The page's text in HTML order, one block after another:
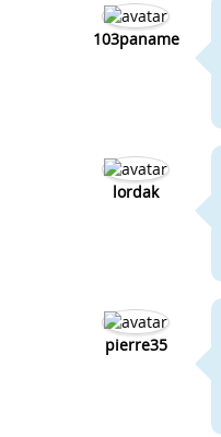
103paname
lordak
pierre35